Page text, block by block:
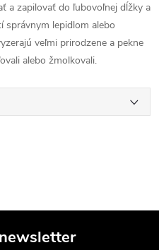
a zapilovať do ľubovoľnej dĺžky a
správnym lepidlom alebo
veľmi prirodzene a pekne
alebo žmolkovali.